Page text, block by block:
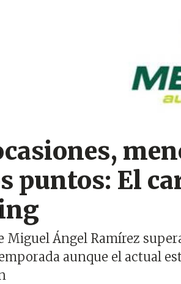
puntos: El
Miguel Ángel Ramírez
aunque el actual